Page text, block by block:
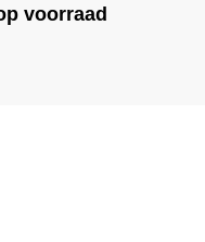
voorraad